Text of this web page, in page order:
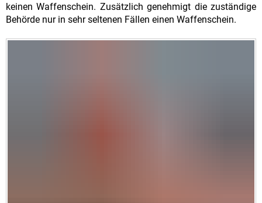
keinen Waffenschein. Zusätzlich genehmigt die zuständige
Behörde nur in sehr seltenen Fällen einen Waffenschein.